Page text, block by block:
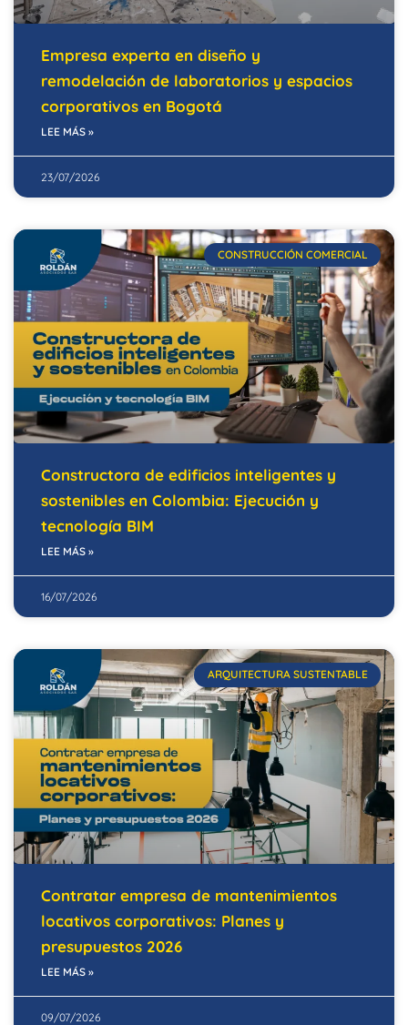
Empresa experta en diseño y
remodelación de laboratorios y espacios
corporativos en Bogotá
LEE MÁS »
23/07/2026
CONSTRUCCIÓN COMERCIAL
Constructora de edificios inteligentes y
sostenibles en Colombia: Ejecución y
tecnología BIM
LEE MÁS »
16/07/2026
ARQUITECTURA SUSTENTABLE
Contratar empresa de mantenimientos
locativos corporativos: Planes y
presupuestos 2026
LEE MÁS »
09/07/2026